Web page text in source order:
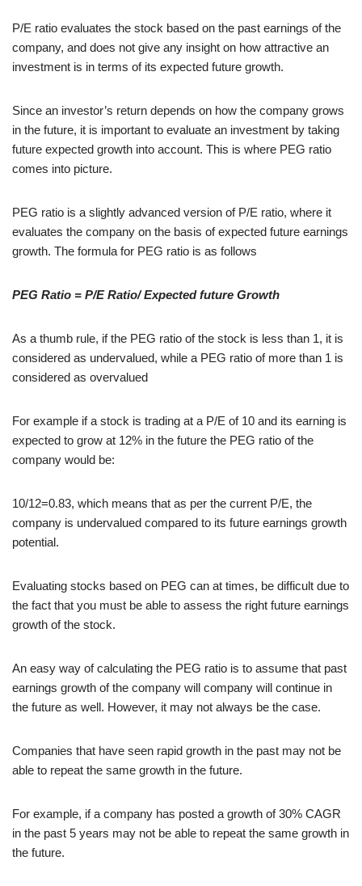
P/E ratio evaluates the stock based on the past earnings of the
company, and does not give any insight on how attractive an
investment is in terms of its expected future growth.
Since an investor’s return depends on how the company grows
in the future, it is important to evaluate an investment by taking
future expected growth into account. This is where PEG ratio
comes into picture.
PEG ratio is a slightly advanced version of P/E ratio, where it
evaluates the company on the basis of expected future earnings
growth. The formula for PEG ratio is as follows
PEG Ratio = P/E Ratio/ Expected future Growth
As a thumb rule, if the PEG ratio of the stock is less than 1, it is
considered as undervalued, while a PEG ratio of more than 1 is
considered as overvalued
For example if a stock is trading at a P/E of 10 and its earning is
expected to grow at 12% in the future the PEG ratio of the
company would be:
10/12=0.83, which means that as per the current P/E, the
company is undervalued compared to its future earnings growth
potential.
Evaluating stocks based on PEG can at times, be difficult due to
the fact that you must be able to assess the right future earnings
growth of the stock.
An easy way of calculating the PEG ratio is to assume that past
earnings growth of the company will company will continue in
the future as well. However, it may not always be the case.
Companies that have seen rapid growth in the past may not be
able to repeat the same growth in the future.
For example, if a company has posted a growth of 30% CAGR
in the past 5 years may not be able to repeat the same growth in
the future.